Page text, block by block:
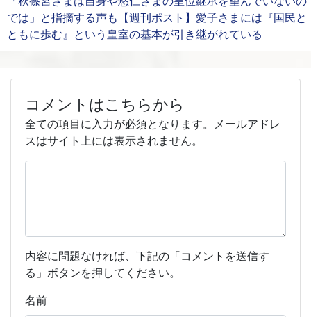
では」と指摘する声も【週刊ポスト】愛子さまには『国民と
ともに歩む』という皇室の基本が引き継がれている
コメントはこちらから
全ての項目に入力が必須となります。メールアドレ
スはサイト上には表示されません。
内容に問題なければ、下記の「コメントを送信す
る」ボタンを押してください。
名前